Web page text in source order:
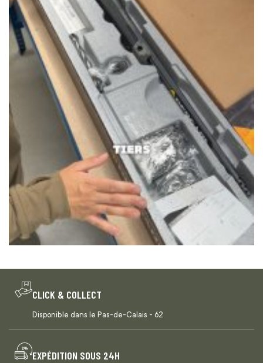
CLICK & COLLECT
Disponible dans le Pas-de-Calais - 62
EXPÉDITION SOUS 24H